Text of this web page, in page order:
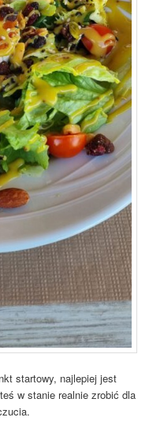
startowy, najlepiej jest
w stanie realnie zrobić dla